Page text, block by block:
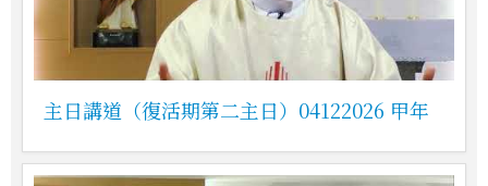
主日講道（復活期第二主日）04122026 甲年